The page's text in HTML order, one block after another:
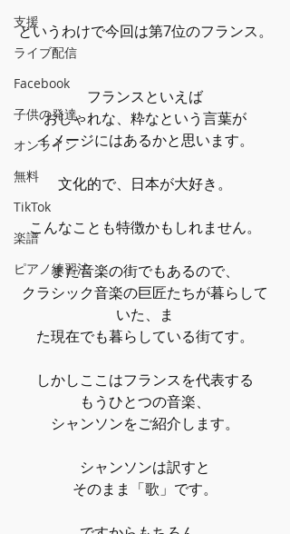
支援
ライブ配信
Facebook
子供の発達
オンライン
無料
TikTok
楽譜
ピアノ練習法
というわけで今回は第7位のフランス。
フランスといえば
おしゃれな、粋なという言葉が
イメージにはあるかと思います。
文化的で、日本が大好き。
こんなことも特徴かもしれません。
また音楽の街でもあるので、
クラシック音楽の巨匠たちが暮らして
いた、ま
た現在でも暮らしている街てす。
しかしここはフランスを代表する
もうひとつの音楽、
シャンソンをご紹介します。
シャンソンは訳すと
そのまま「歌」です。